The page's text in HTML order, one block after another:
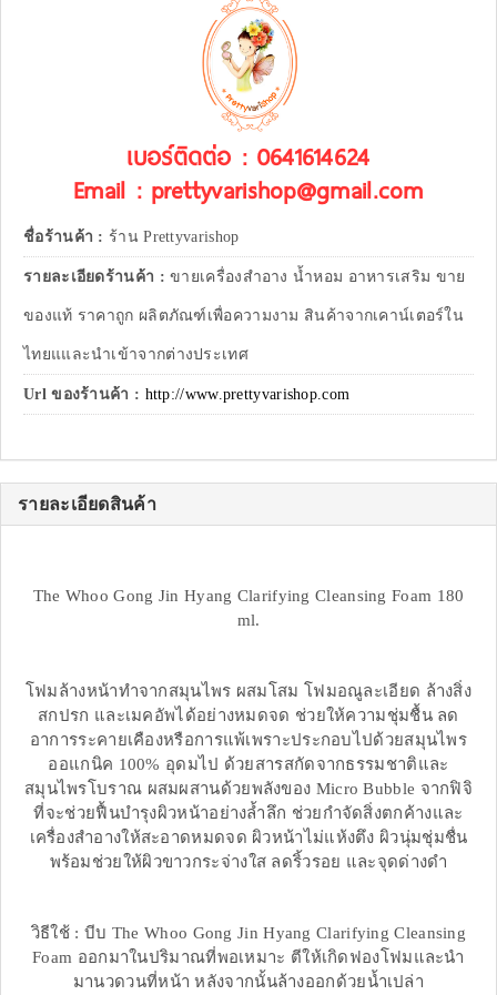
เบอร์ติดต่อ : 0641614624
Email : prettyvarishop@gmail.com
ชื่อร้านค้า : ร้าน Prettyvarishop
รายละเอียดร้านค้า :ขายเครื่องสำอาง น้ำหอม อาหารเสริม ขาย
ของแท้ ราคาถูก ผลิตภัณฑ์เพื่อความงาม สินค้าจากเคาน์เตอร์ใน
ไทยแและนำเข้าจากต่างประเทศ
Url ของร้านค้า : http://www.prettyvarishop.com
รายละเอียดสินค้า
The Whoo Gong Jin Hyang Clarifying Cleansing Foam 180
ml.
โฟมล้างหน้าทำจากสมุนไพร ผสมโสม โฟมอณูละเอียด ล้างสิ่ง
สกปรก และเมคอัพได้อย่างหมดจด ช่วยให้ความชุ่มชื้น ลด
อาการระคายเคืองหรือการแพ้เพราะประกอบไปด้วยสมุนไพร
ออแกนิค 100% อุดมไป ด้วยสารสกัดจากธรรมชาติและ
สมุนไพรโบราณ ผสมผสานด้วยพลังของ Micro Bubble จากฟิจิ
ที่จะช่วยฟื้นบำรุงผิวหน้าอย่างล้ำลึก ช่วยกำจัดสิ่งตกค้างและ
เครื่องสำอางให้สะอาดหมดจด ผิวหน้าไม่แห้งตึง ผิวนุ่มชุ่มชื่น
พร้อมช่วยให้ผิวขาวกระจ่างใส ลดริ้วรอย และจุดด่างดำ
วิธีใช้ : บีบ The Whoo Gong Jin Hyang Clarifying Cleansing
Foam ออกมาในปริมาณที่พอเหมาะ ตีให้เกิดฟองโฟมและนำ
มานวดวนที่หน้า หลังจากนั้นล้างออกด้วยน้ำเปล่า